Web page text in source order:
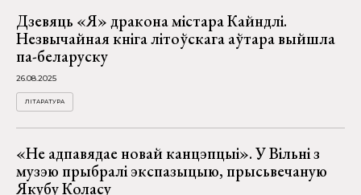
Дзевяць «Я» дракона містара Кайндлі.
Незвычайная кніга літоўскага аўтара выйшла
па-беларуску
26.08.2025
ЛІТАРАТУРА
«Не адпавядае новай канцэпцыі». У Вільні з
музэю прыбралі экспазыцыю, прысьвечаную
Якубу Коласу